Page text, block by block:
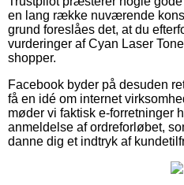
en lang række nuværende
grund foreslåes det, at du
vurderinger af Cyan Laser
shopper.
Facebook byder på desuden
få en idé om internet
møder vi faktisk e-forretninger
anmeldelse af ordreforløbet,
danne dig et indtryk af